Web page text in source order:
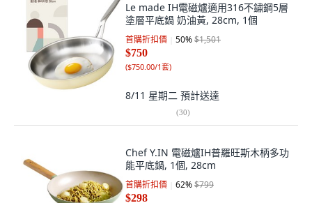
Le made IH電磁爐適用316不鏽鋼5層
塗層平底鍋 奶油黃, 28cm, 1個
首購折扣價 50%$1,501
$750
($750.00/1套)
8/11 星期二 預計送達
(30)
Chef Y.IN 電磁爐IH普羅旺斯木柄多功
能平底鍋, 1個, 28cm
首購折扣價 62%$799
$298